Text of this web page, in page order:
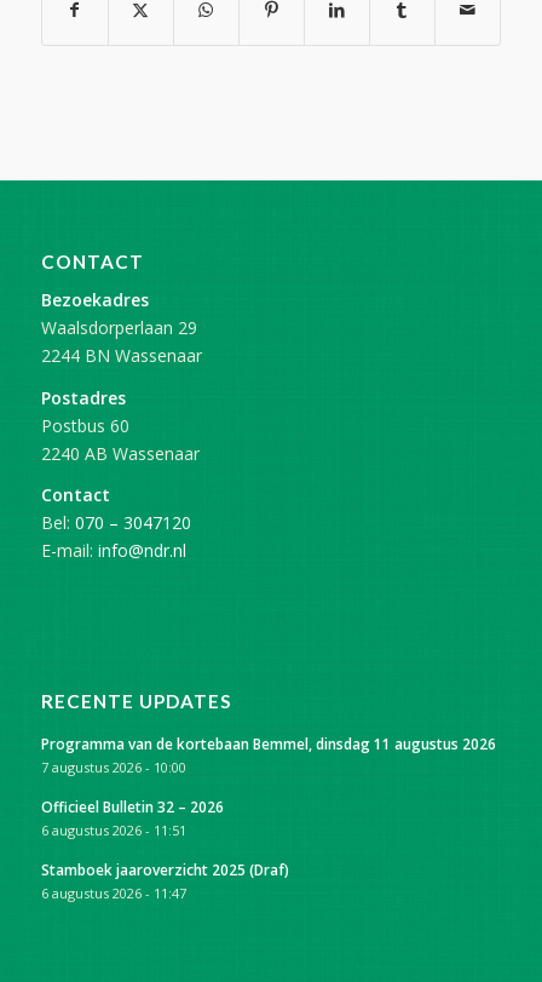
CONTACT
Bezoekadres
Waalsdorperlaan 29
2244 BN Wassenaar
Postadres
Postbus 60
2240 AB Wassenaar
Contact
Bel: 070 – 3047120
E-mail: info@ndr.nl
RECENTE UPDATES
Programma van de kortebaan Bemmel, dinsdag 11 augustus 2026
7 augustus 2026 - 10:00
Officieel Bulletin 32 – 2026
6 augustus 2026 - 11:51
Stamboek jaaroverzicht 2025 (Draf)
6 augustus 2026 - 11:47